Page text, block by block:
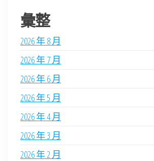
彙整
2026 年 8 月
2026 年 7 月
2026 年 6 月
2026 年 5 月
2026 年 4 月
2026 年 3 月
2026 年 2 月